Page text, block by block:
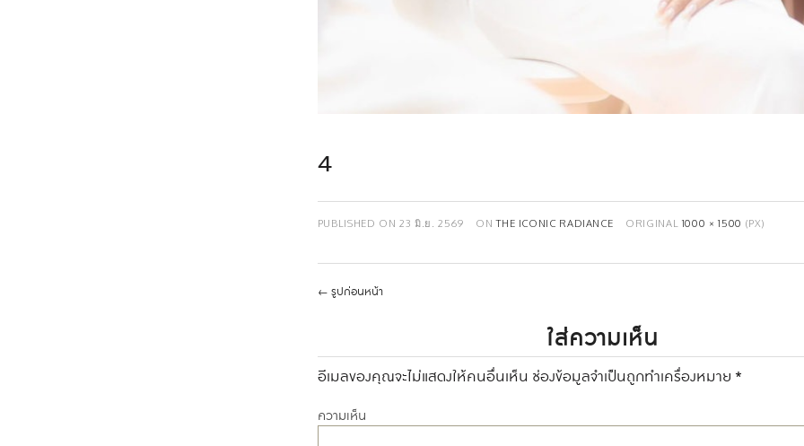
4
PUBLISHED ON 23 มิ.ย. 2569 ONTHE ICONIC RADIANCE ORIGINAL 1000 × 1500 (PX)
← รูปก่อนหน้า
ใส่ความเห็น
อีเมลของคุณจะไม่แสดงให้คนอื่นเห็น ช่องข้อมูลจำเป็นถูกทำเครื่องหมาย *
ความเห็น